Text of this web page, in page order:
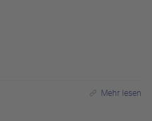
Mehr lesen